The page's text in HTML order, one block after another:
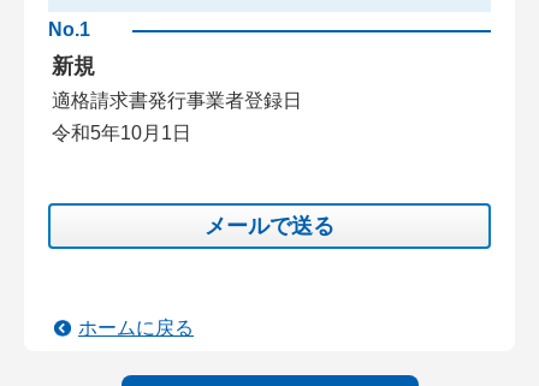
No.1
新規
適格請求書発行事業者登録日
令和5年10月1日
メールで送る
ホームに戻る